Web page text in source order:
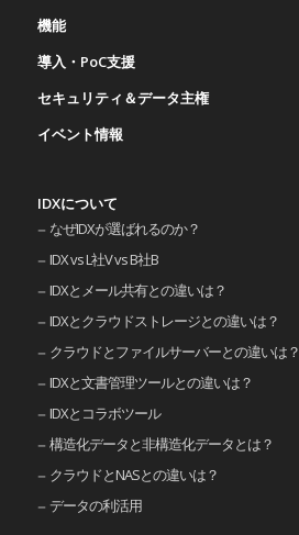
機能
導入・PoC支援
セキュリティ＆データ主権
イベント情報
IDXについて
なぜIDXが選ばれるのか？
IDX vs L社V vs B社B
IDXとメール共有との違いは？
IDXとクラウドストレージとの違いは？
クラウドとファイルサーバーとの違いは？
IDXと文書管理ツールとの違いは？
IDXとコラボツール
構造化データと非構造化データとは？
クラウドとNASとの違いは？
データの利活用